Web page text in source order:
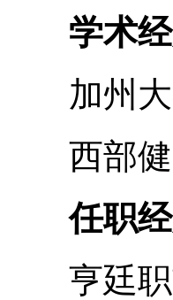
学术经
加州大
西部健
任职经
亨廷职